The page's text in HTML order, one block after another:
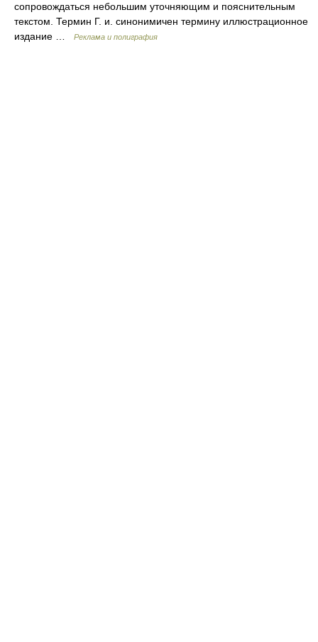
сопровождаться небольшим уточняющим и пояснительным
текстом. Термин Г. и. синонимичен термину иллюстрационное
издание …
Реклама и полиграфия